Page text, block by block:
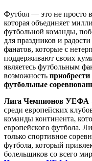
Футбол — это не просто
которая объединяет
футбольной команды,
для праздников и
фанатов, которые с
поддерживают своих
являетесь футбольным
возможность
футбольные
Лига Чемпионов УЕФА
среди европейских
команды континента,
европейского футбола.
только спортивное
футбола, который
болельщиков со всего